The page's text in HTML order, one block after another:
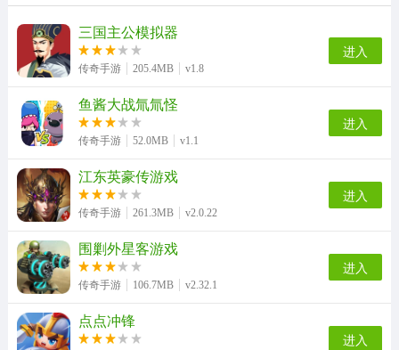
三国主公模拟器
传奇手游 205.4MB v1.8
进入
鱼酱大战氚氚怪
传奇手游 52.0MB v1.1
进入
江东英豪传游戏
传奇手游 261.3MB v2.0.22
进入
围剿外星客游戏
传奇手游 106.7MB v2.32.1
进入
点点冲锋
进入